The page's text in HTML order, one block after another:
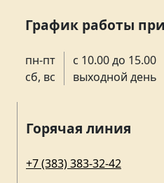
График работы
пн-пт
сб, вс
с 10.00 до 15.00
выходной день
Горячая линия
+7 (383) 383-32-42